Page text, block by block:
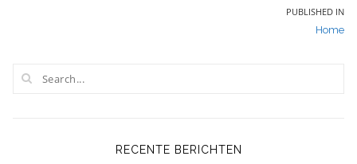
PUBLISHED IN
Home
RECENTE BERICHTEN